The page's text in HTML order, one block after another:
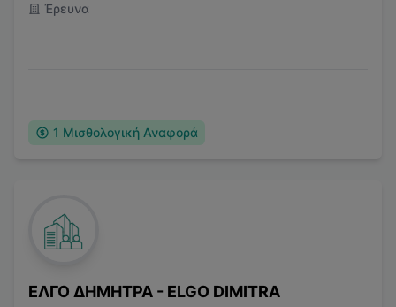
Έρευνα
1 Μισθολογική Αναφορά
ΕΛΓΟ ΔΗΜΗΤΡΑ - ELGO DIMITRA